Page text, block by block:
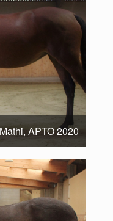
APTO 2020